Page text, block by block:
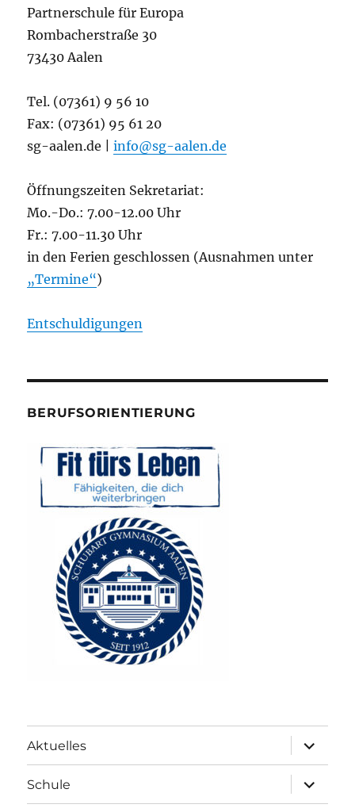
Partnerschule für Europa
Rombacherstraße 30
73430 Aalen
Tel. (07361) 9 56 10
Fax: (07361) 95 61 20
sg-aalen.de |info@sg-aalen.de
Öffnungszeiten Sekretariat:
Mo.-Do.: 7.00-12.00 Uhr
Fr.: 7.00-11.30 Uhr
in den Ferien geschlossen (Ausnahmen unter
„Termine“)
Entschuldigungen
BERUFSORIENTIERUNG
Aktuelles
anzeigen
Schule
anzeigen